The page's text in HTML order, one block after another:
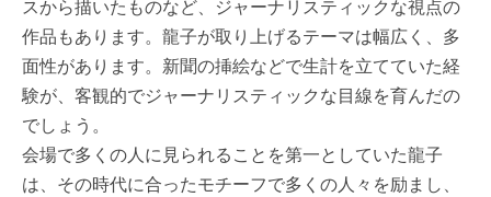
スから描いたものなど、ジャーナリスティックな視点の
作品もあります。龍子が取り上げるテーマは幅広く、多
面性があります。新聞の挿絵などで生計を立てていた経
験が、客観的でジャーナリスティックな目線を育んだの
でしょう。
会場で多くの人に見られることを第一としていた龍子
は、その時代に合ったモチーフで多くの人々を励まし、